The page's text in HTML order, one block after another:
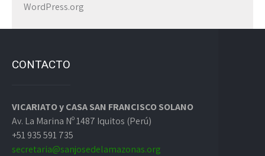
WordPress.org
CONTACTO
VICARIATO y CASA SAN FRANCISCO SOLANO
Av. La Marina Nº 1487 Iquitos (Perú)
+51 935 591 735
secretaria@sanjosedelamazonas.org